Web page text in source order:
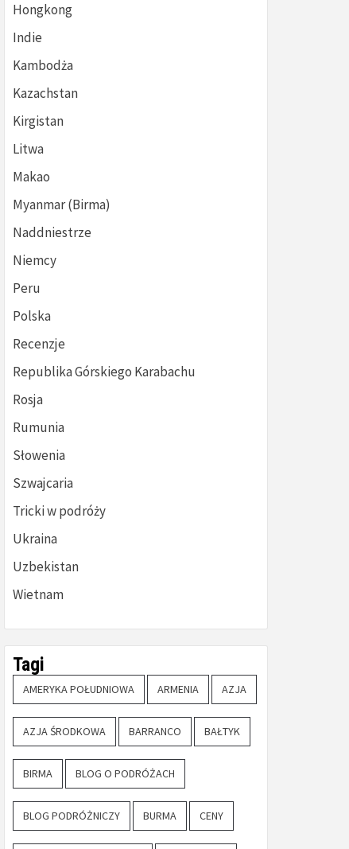
Hongkong
Indie
Kambodża
Kazachstan
Kirgistan
Litwa
Makao
Myanmar (Birma)
Naddniestrze
Niemcy
Peru
Polska
Recenzje
Republika Górskiego Karabachu
Rosja
Rumunia
Słowenia
Szwajcaria
Tricki w podróży
Ukraina
Uzbekistan
Wietnam
Tagi
AMERYKA POŁUDNIOWA ARMENIA AZJA
AZJA ŚRODKOWA BARRANCO BAŁTYK
BIRMA BLOG O PODRÓŻACH
BLOG PODRÓŻNICZY BURMA CENY